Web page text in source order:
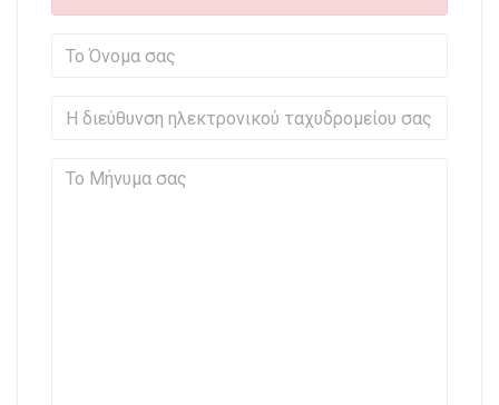
Η διεύθυνση ηλεκτρονικού